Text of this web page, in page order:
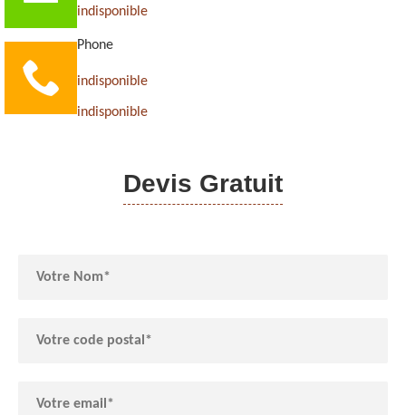
indisponible
Phone
indisponible
indisponible
Devis Gratuit